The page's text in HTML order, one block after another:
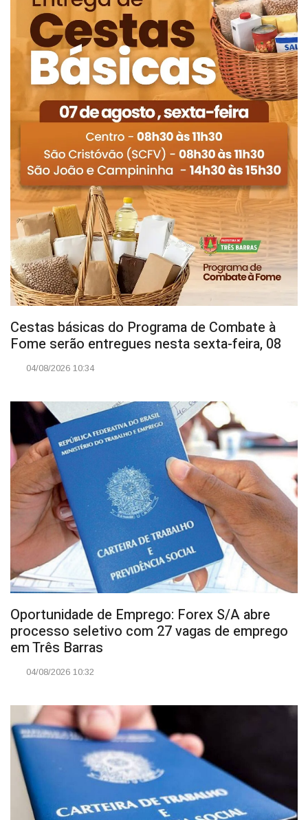
Cestas básicas do Programa de Combate à
Fome serão entregues nesta sexta-feira, 08
04/08/2026 10:34
Oportunidade de Emprego: Forex S/A abre
processo seletivo com 27 vagas de emprego
em Três Barras
04/08/2026 10:32